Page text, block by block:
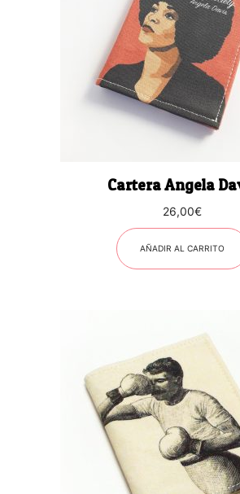
Cartera Angela
26,00€
AÑADIR AL CARRITO